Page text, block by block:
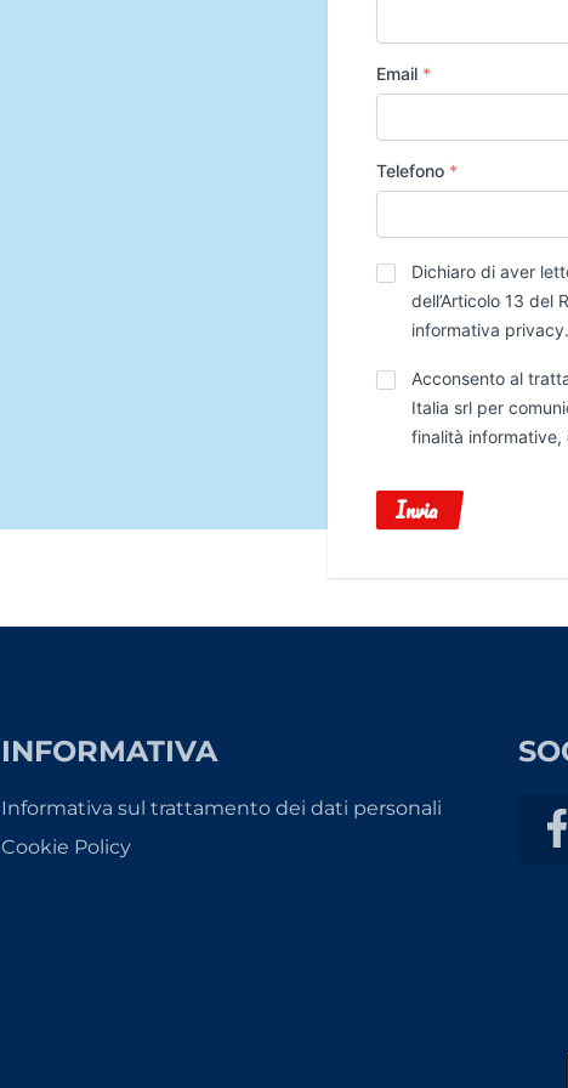
Email *
Telefono *
Privacy*
Dichiaro di aver
dell’Articolo 13 del
informativa privacy.
Trattamento
Dati
Acconsento al
Italia srl per
finalità informative,
Invia
INFORMATIVA
Informativa sul trattamento dei dati personali
Cookie Policy